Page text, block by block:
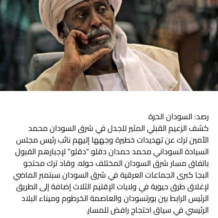
هاشتاق ذات صله :
السودان.. حميدتي يقود وفد عسكري إلى جوبا
حمدان بن محمد يكرم الفائزين بجائزة محمد بن راشد
للإبداع الرياضي
رصد: السودان الحرة
كشف الزعيم القبلي المثير للجدل في شرق السودان محمد
الأمين ترك عن تهديدات خطيرة وجهها إليهم نائب رئيس مجلس
السيادة السوداني محمد حمدان دقلو “دقلو” لإجبارهم القبول
باتفاق مسار شرق السودان المختلف حوله. وقاد ترك محتجو
البجا كبرى الجماعات العرقية في شرق السودان سبتمبر الماضي
لإغلاق طرق حيوية في ولايات الإقليم الثلاث إضافة إلى الطريق
الرئيس الرابط بين بورتسودان والعاصمة الخرطوم وميناء البلاد
الرئيسي في سياق احتجاج رافض للمسار.